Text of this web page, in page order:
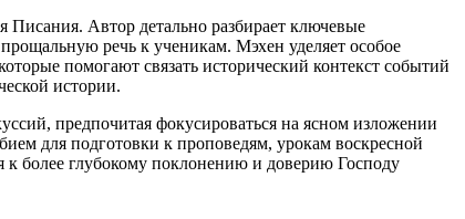
Писания. Автор детально разбирает ключевые
речь к ученикам. Мэхен уделяет особое
помогают связать исторический контекст событий
истории.
предпочитая фокусироваться на ясном изложении
для подготовки к проповедям, урокам воскресной
к более глубокому поклонению и доверию Господу